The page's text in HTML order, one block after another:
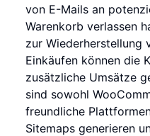
von E-Mails an
Warenkorb verlassen
zur Wiederherstellung
Einkäufen können die
zusätzliche Umsätze
sind sowohl
freundliche
Sitemaps generieren